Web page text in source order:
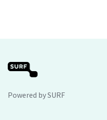
Powered by SURF